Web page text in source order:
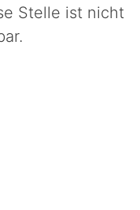
Stelle ist nicht